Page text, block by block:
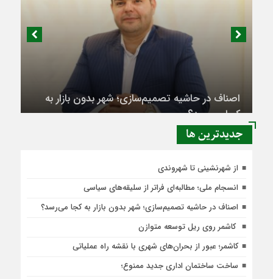
اصناف در حاشیه تصمیم‌سازی؛ شهر بدون بازار به
کجا می‌رسد؟
جديدترين ها
از شهرنشینی تا شهروندی
انسجام ملی؛ مطالبه‌ای فراتر از سلیقه‌های سیاسی
اصناف در حاشیه تصمیم‌سازی؛ شهر بدون بازار به کجا می‌رسد؟
کاشمر روی ریل توسعه متوازن
کاشمر؛ عبور از بحران‌های شهری با نقشه راه عملیاتی
ساخت ساختمان اداری جدید ممنوع؛